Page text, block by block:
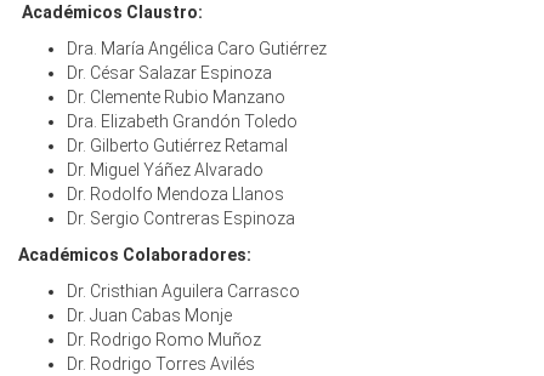
Académicos Claustro:
Dra. María Angélica Caro Gutiérrez
Dr. César Salazar Espinoza
Dr. Clemente Rubio Manzano
Dra. Elizabeth Grandón Toledo
Dr. Gilberto Gutiérrez Retamal
Dr. Miguel Yáñez Alvarado
Dr. Rodolfo Mendoza Llanos
Dr. Sergio Contreras Espinoza
Académicos Colaboradores:
Dr. Cristhian Aguilera Carrasco
Dr. Juan Cabas Monje
Dr. Rodrigo Romo Muñoz
Dr. Rodrigo Torres Avilés